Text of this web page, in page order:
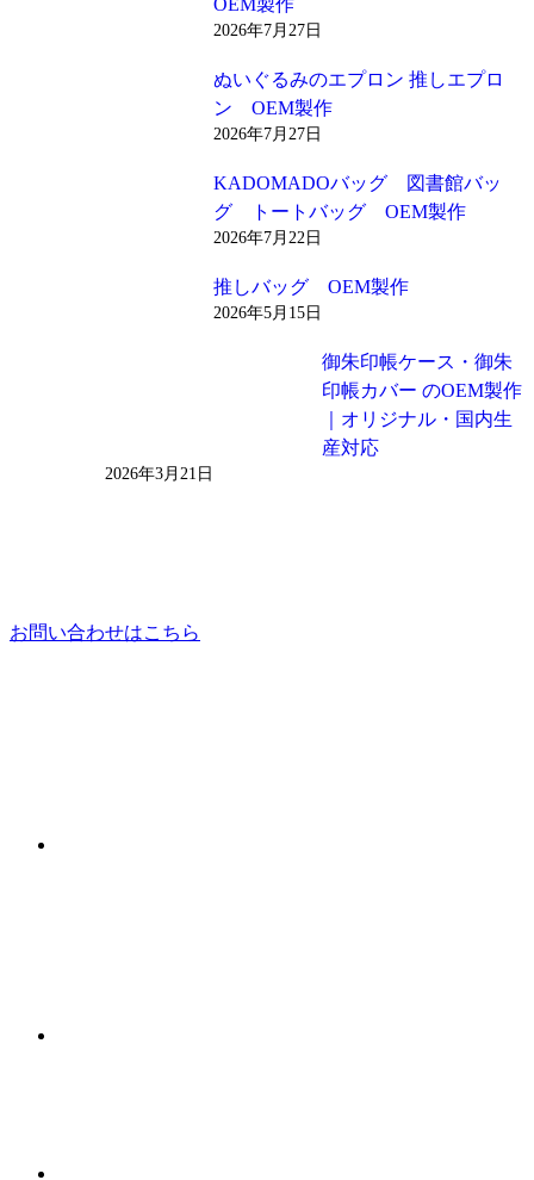
2026年7月27日
ぬいぐるみのエプロン 推しエプロ
ン OEM製作
2026年7月27日
KADOMADOバッグ 図書館バッ
グ トートバッグ OEM製作
2026年7月22日
推しバッグ OEM製作
2026年5月15日
御朱印帳ケース・御朱
印帳カバー のOEM製作
｜オリジナル・国内生
産対応
2026年3月21日
お問い合わせはこちら